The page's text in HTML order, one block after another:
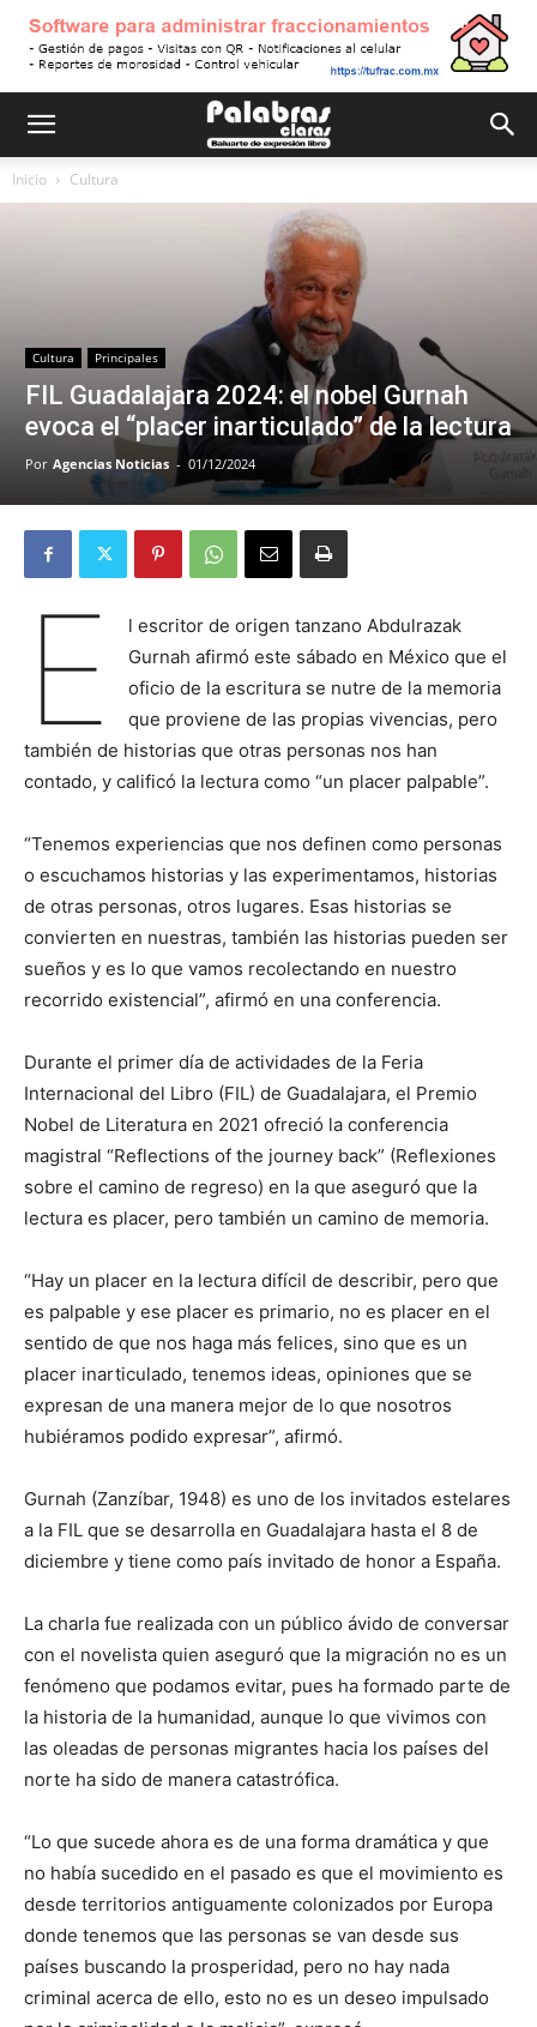
Inicio Cultura
Cultura Principales
FIL Guadalajara 2024: el nobel Gurnah
evoca el “placer inarticulado” de la lectura
Por Agencias Noticias - 01/12/2024
E
l escritor de origen tanzano Abdulrazak
Gurnah afirmó este sábado en México que el
oficio de la escritura se nutre de la memoria
que proviene de las propias vivencias, pero
también de historias que otras personas nos han
contado, y calificó la lectura como “un placer palpable”.
“Tenemos experiencias que nos definen como personas
o escuchamos historias y las experimentamos, historias
de otras personas, otros lugares. Esas historias se
convierten en nuestras, también las historias pueden ser
sueños y es lo que vamos recolectando en nuestro
recorrido existencial”, afirmó en una conferencia.
Durante el primer día de actividades de la Feria
Internacional del Libro (FIL) de Guadalajara, el Premio
Nobel de Literatura en 2021 ofreció la conferencia
magistral “Reflections of the journey back” (Reflexiones
sobre el camino de regreso) en la que aseguró que la
lectura es placer, pero también un camino de memoria.
“Hay un placer en la lectura difícil de describir, pero que
es palpable y ese placer es primario, no es placer en el
sentido de que nos haga más felices, sino que es un
placer inarticulado, tenemos ideas, opiniones que se
expresan de una manera mejor de lo que nosotros
hubiéramos podido expresar”, afirmó.
Gurnah (Zanzíbar, 1948) es uno de los invitados estelares
a la FIL que se desarrolla en Guadalajara hasta el 8 de
diciembre y tiene como país invitado de honor a España.
La charla fue realizada con un público ávido de conversar
con el novelista quien aseguró que la migración no es un
fenómeno que podamos evitar, pues ha formado parte de
la historia de la humanidad, aunque lo que vivimos con
las oleadas de personas migrantes hacia los países del
norte ha sido de manera catastrófica.
“Lo que sucede ahora es de una forma dramática y que
no había sucedido en el pasado es que el movimiento es
desde territorios antiguamente colonizados por Europa
donde tenemos que las personas se van desde sus
países buscando la prosperidad, pero no hay nada
criminal acerca de ello, esto no es un deseo impulsado